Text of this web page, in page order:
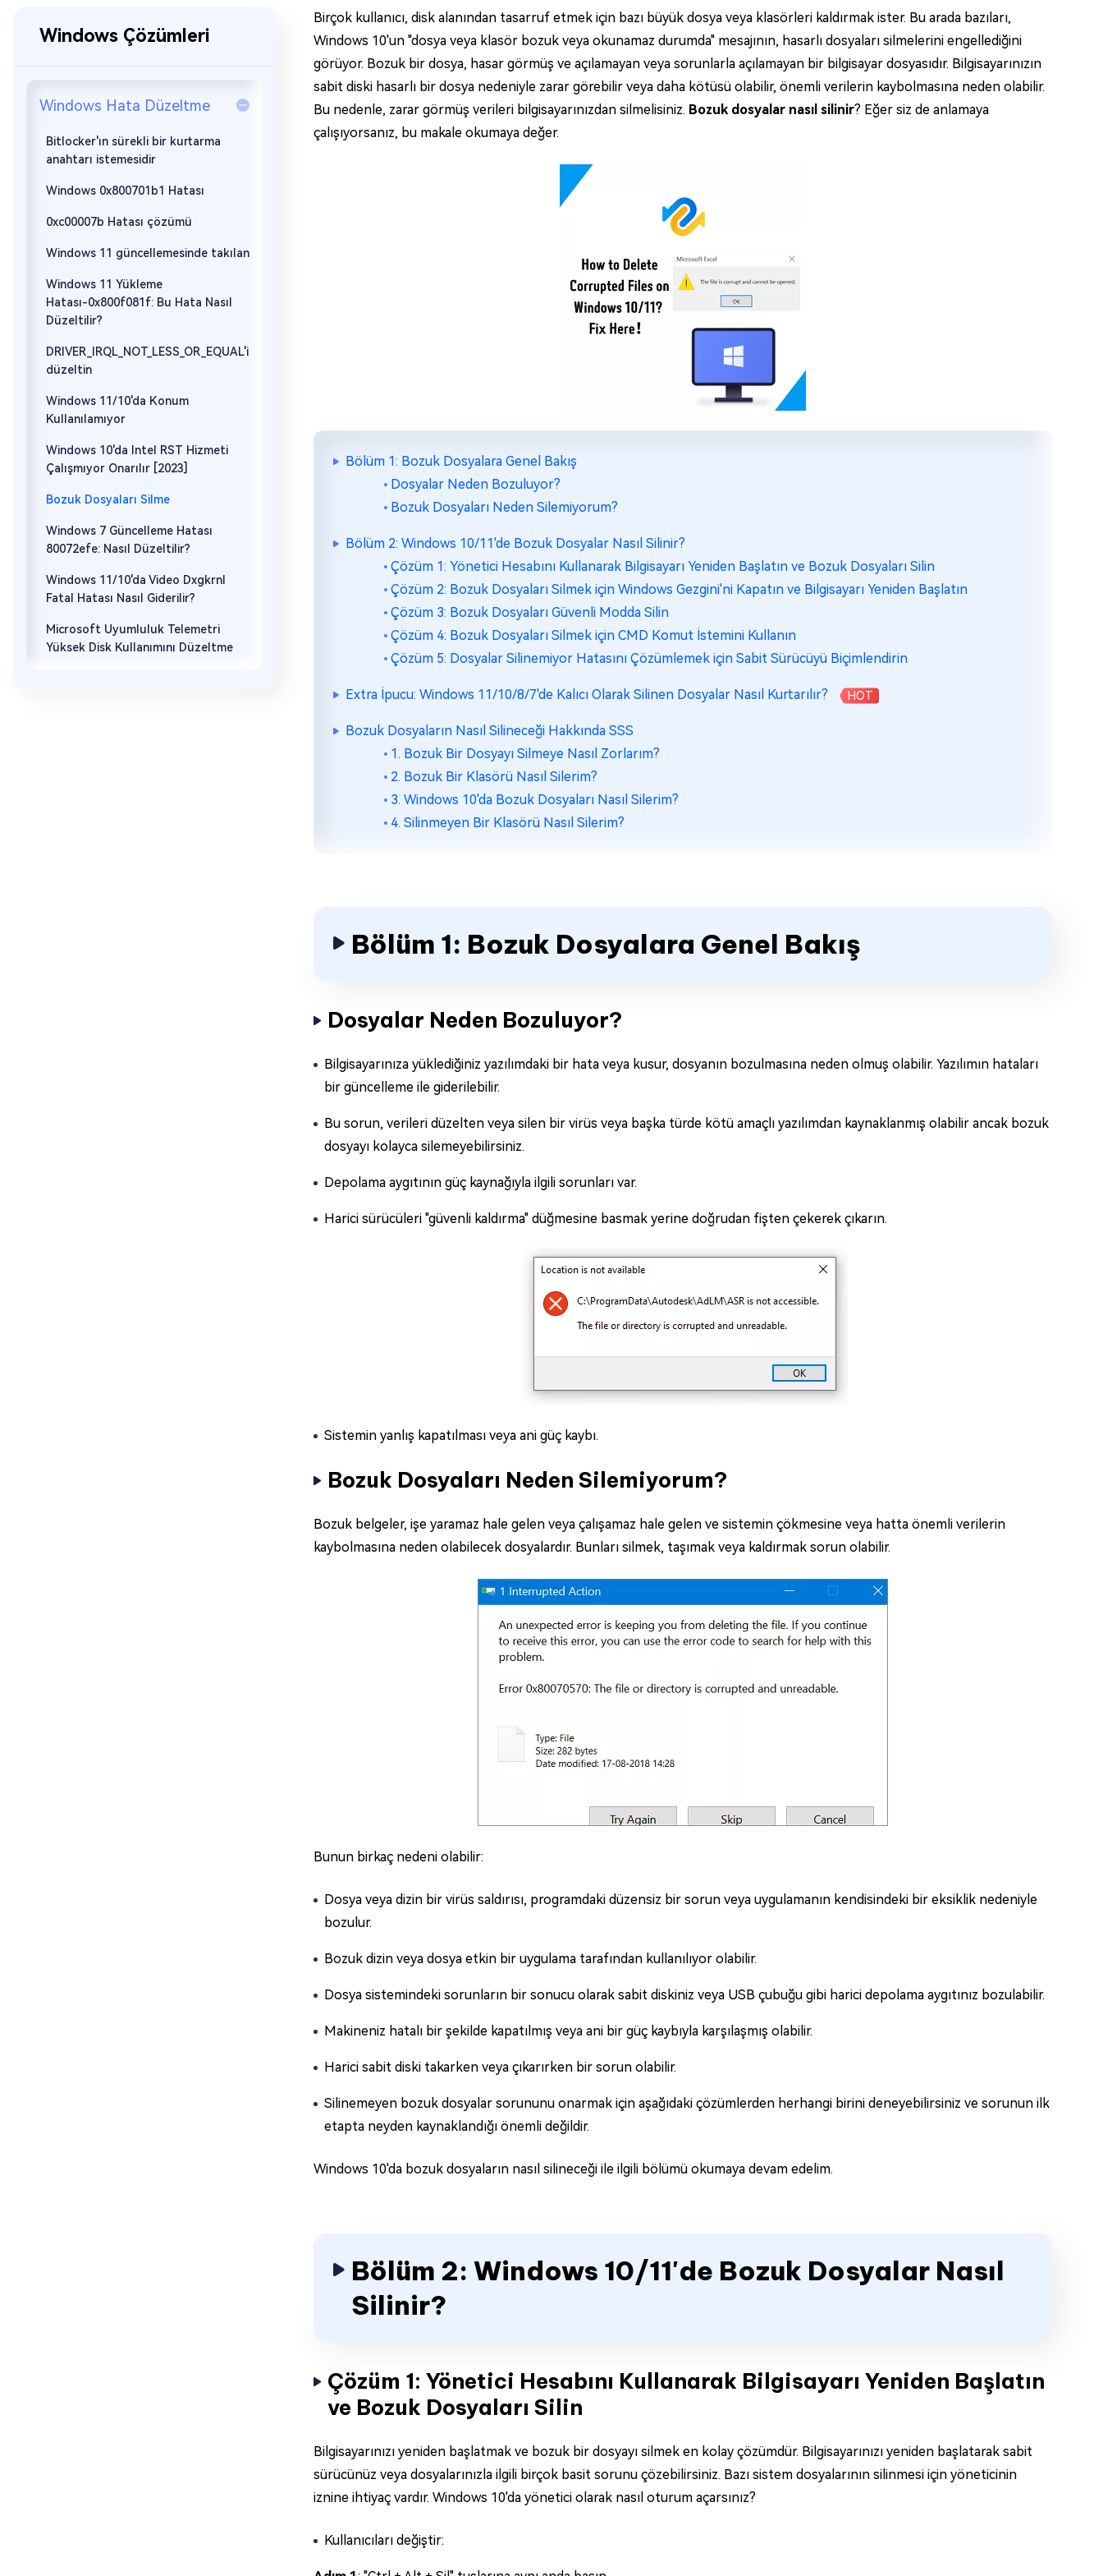
Windows Çözümleri
Windows Hata Düzeltme
Bitlocker'ın sürekli bir kurtarma
anahtarı istemesidir
Windows 0x800701b1 Hatası
0xc00007b Hatası çözümü
Windows 11 güncellemesinde takılan
Windows 11 Yükleme
Hatası-0x800f081f: Bu Hata Nasıl
Düzeltilir?
DRIVER_IRQL_NOT_LESS_OR_EQUAL'i
düzeltin
Windows 11/10'da Konum
Kullanılamıyor
Windows 10'da Intel RST Hizmeti
Çalışmıyor Onarılır [2023]
Bozuk Dosyaları Silme
Windows 7 Güncelleme Hatası
80072efe: Nasıl Düzeltilir?
Windows 11/10'da Video Dxgkrnl
Fatal Hatası Nasıl Giderilir?
Microsoft Uyumluluk Telemetri
Yüksek Disk Kullanımını Düzeltme
Birçok kullanıcı, disk alanından tasarruf etmek için bazı büyük dosya veya klasörleri kaldırmak ister. Bu arada bazıları,
Windows 10'un "dosya veya klasör bozuk veya okunamaz durumda" mesajının, hasarlı dosyaları silmelerini engellediğini
görüyor. Bozuk bir dosya, hasar görmüş ve açılamayan veya sorunlarla açılamayan bir bilgisayar dosyasıdır. Bilgisayarınızın
sabit diski hasarlı bir dosya nedeniyle zarar görebilir veya daha kötüsü olabilir, önemli verilerin kaybolmasına neden olabilir.
Bu nedenle, zarar görmüş verileri bilgisayarınızdan silmelisiniz. Bozuk dosyalar nasıl silinir? Eğer siz de anlamaya
çalışıyorsanız, bu makale okumaya değer.
Bölüm 1: Bozuk Dosyalara Genel Bakış
Dosyalar Neden Bozuluyor?
Bozuk Dosyaları Neden Silemiyorum?
Bölüm 2: Windows 10/11'de Bozuk Dosyalar Nasıl Silinir?
Çözüm 1: Yönetici Hesabını Kullanarak Bilgisayarı Yeniden Başlatın ve Bozuk Dosyaları Silin
Çözüm 2: Bozuk Dosyaları Silmek için Windows Gezgini'ni Kapatın ve Bilgisayarı Yeniden Başlatın
Çözüm 3: Bozuk Dosyaları Güvenli Modda Silin
Çözüm 4: Bozuk Dosyaları Silmek için CMD Komut İstemini Kullanın
Çözüm 5: Dosyalar Silinemiyor Hatasını Çözümlemek için Sabit Sürücüyü Biçimlendirin
Extra İpucu: Windows 11/10/8/7'de Kalıcı Olarak Silinen Dosyalar Nasıl Kurtarılır? HOT
Bozuk Dosyaların Nasıl Silineceği Hakkında SSS
1. Bozuk Bir Dosyayı Silmeye Nasıl Zorlarım?
2. Bozuk Bir Klasörü Nasıl Silerim?
3. Windows 10'da Bozuk Dosyaları Nasıl Silerim?
4. Silinmeyen Bir Klasörü Nasıl Silerim?
Bölüm 1: Bozuk Dosyalara Genel Bakış
Dosyalar Neden Bozuluyor?
Bilgisayarınıza yüklediğiniz yazılımdaki bir hata veya kusur, dosyanın bozulmasına neden olmuş olabilir. Yazılımın hataları
bir güncelleme ile giderilebilir.
Bu sorun, verileri düzelten veya silen bir virüs veya başka türde kötü amaçlı yazılımdan kaynaklanmış olabilir ancak bozuk
dosyayı kolayca silemeyebilirsiniz.
Depolama aygıtının güç kaynağıyla ilgili sorunları var.
Harici sürücüleri "güvenli kaldırma" düğmesine basmak yerine doğrudan fişten çekerek çıkarın.
Sistemin yanlış kapatılması veya ani güç kaybı.
Bozuk Dosyaları Neden Silemiyorum?
Bozuk belgeler, işe yaramaz hale gelen veya çalışamaz hale gelen ve sistemin çökmesine veya hatta önemli verilerin
kaybolmasına neden olabilecek dosyalardır. Bunları silmek, taşımak veya kaldırmak sorun olabilir.
Bunun birkaç nedeni olabilir:
Dosya veya dizin bir virüs saldırısı, programdaki düzensiz bir sorun veya uygulamanın kendisindeki bir eksiklik nedeniyle
bozulur.
Bozuk dizin veya dosya etkin bir uygulama tarafından kullanılıyor olabilir.
Dosya sistemindeki sorunların bir sonucu olarak sabit diskiniz veya USB çubuğu gibi harici depolama aygıtınız bozulabilir.
Makineniz hatalı bir şekilde kapatılmış veya ani bir güç kaybıyla karşılaşmış olabilir.
Harici sabit diski takarken veya çıkarırken bir sorun olabilir.
Silinemeyen bozuk dosyalar sorununu onarmak için aşağıdaki çözümlerden herhangi birini deneyebilirsiniz ve sorunun ilk
etapta neyden kaynaklandığı önemli değildir.
Windows 10'da bozuk dosyaların nasıl silineceği ile ilgili bölümü okumaya devam edelim.
Bölüm 2: Windows 10/11'de Bozuk Dosyalar Nasıl
Silinir?
Çözüm 1: Yönetici Hesabını Kullanarak Bilgisayarı Yeniden Başlatın
ve Bozuk Dosyaları Silin
Bilgisayarınızı yeniden başlatmak ve bozuk bir dosyayı silmek en kolay çözümdür. Bilgisayarınızı yeniden başlatarak sabit
sürücünüz veya dosyalarınızla ilgili birçok basit sorunu çözebilirsiniz. Bazı sistem dosyalarının silinmesi için yöneticinin
iznine ihtiyaç vardır. Windows 10'da yönetici olarak nasıl oturum açarsınız?
Kullanıcıları değiştir: